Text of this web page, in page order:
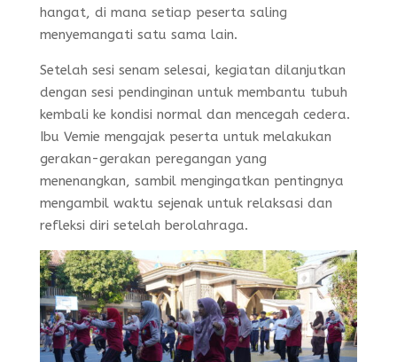
hangat, di mana setiap peserta saling
menyemangati satu sama lain.
Setelah sesi senam selesai, kegiatan dilanjutkan
dengan sesi pendinginan untuk membantu tubuh
kembali ke kondisi normal dan mencegah cedera.
Ibu Vemie mengajak peserta untuk melakukan
gerakan-gerakan peregangan yang
menenangkan, sambil mengingatkan pentingnya
mengambil waktu sejenak untuk relaksasi dan
refleksi diri setelah berolahraga.